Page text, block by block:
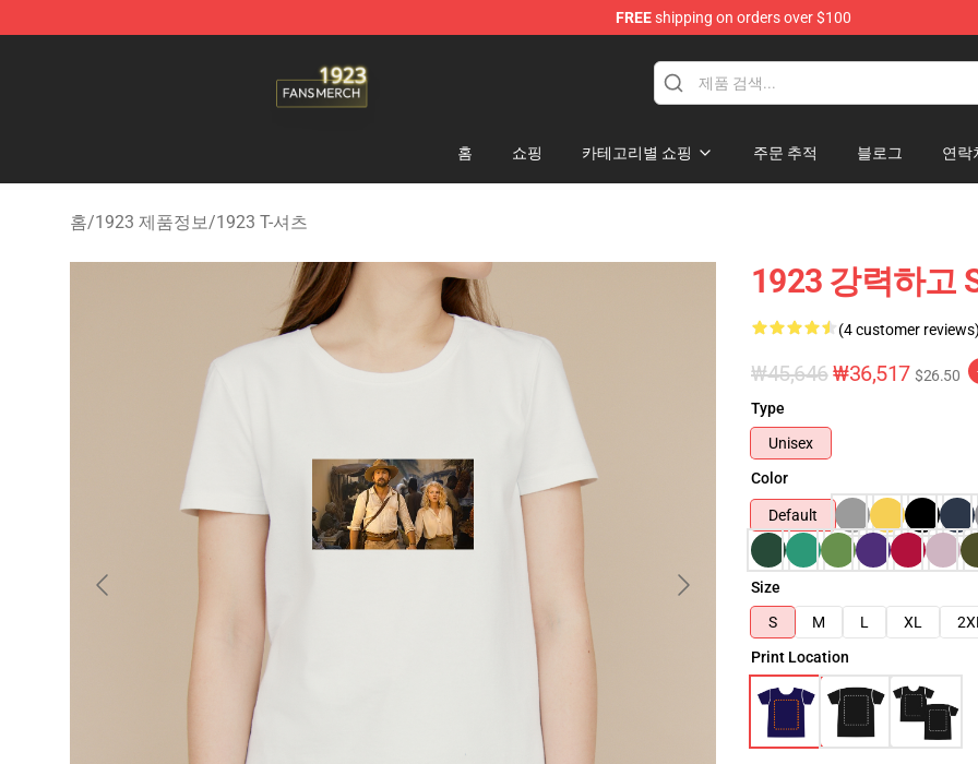
FREEshipping on orders over $100
홈 쇼핑 카테고리별 쇼핑 주문 추적 블로그 연락
홈/1923 제품정보/1923 T-셔츠
1923 강력하고
(4 customer
₩45,646₩36,517 $26.50
Type
Unisex
Color
Default
Size
S
M L XL
Print Location